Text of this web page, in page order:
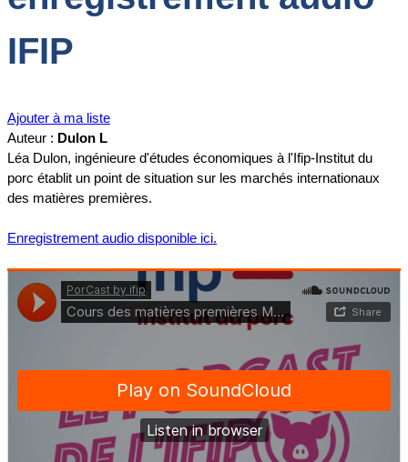
IFIP
Ajouter à ma liste
Auteur : Dulon L
Léa Dulon, ingénieure d'études économiques à l'Ifip-Institut du
porc établit un point de situation sur les marchés internationaux
des matières premières.
Enregistrement audio disponible ici.